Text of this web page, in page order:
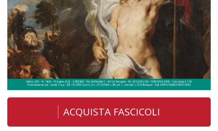
ACQUISTA FASCICOLI